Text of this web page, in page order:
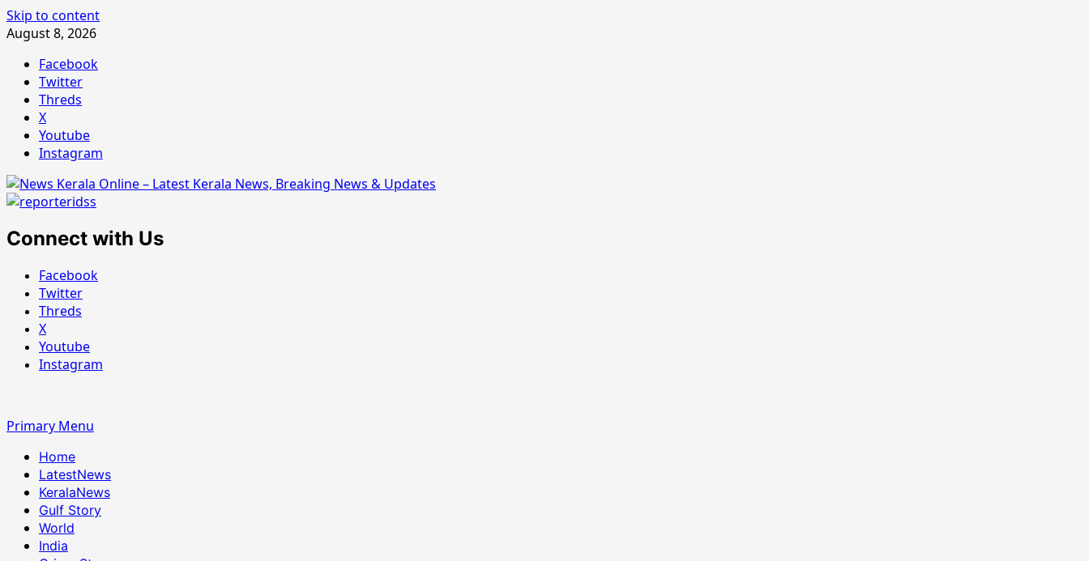
Skip to content
August 8, 2026
Facebook
Twitter
Threds
X
Youtube
Instagram
Connect with Us
Facebook
Twitter
Threds
X
Youtube
Instagram
Primary Menu
Home
LatestNews
KeralaNews
Gulf Story
World
India